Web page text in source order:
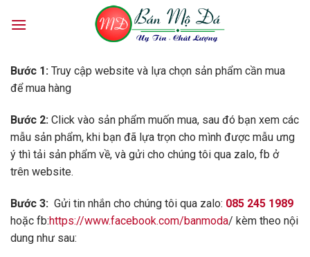
Bước 1: Truy cập website và lựa chọn sản phẩm cần mua
để mua hàng
Bước 2: Click vào sản phẩm muốn mua, sau đó bạn xem các
mẫu sản phẩm, khi bạn đã lựa trọn cho mình được mẫu ưng
ý thì tải sản phẩm về, và gửi cho chúng tôi qua zalo, fb ở
trên website.
Bước 3: Gửi tin nhắn cho chúng tôi qua zalo: 085 245 1989
hoặc fb:https://www.facebook.com/banmoda/ kèm theo nội
dung như sau: